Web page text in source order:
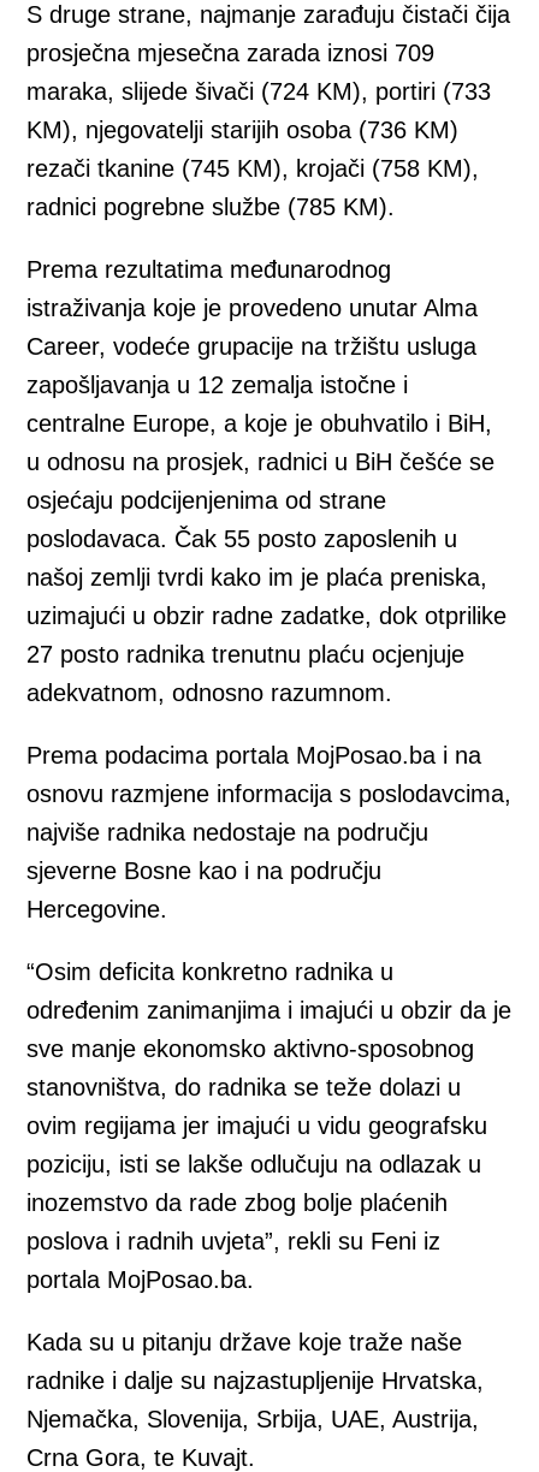
S druge strane, najmanje zarađuju čistači čija
prosječna mjesečna zarada iznosi 709
maraka, slijede šivači (724 KM), portiri (733
KM), njegovatelji starijih osoba (736 KM)
rezači tkanine (745 KM), krojači (758 KM),
radnici pogrebne službe (785 KM).
Prema rezultatima međunarodnog
istraživanja koje je provedeno unutar Alma
Career, vodeće grupacije na tržištu usluga
zapošljavanja u 12 zemalja istočne i
centralne Europe, a koje je obuhvatilo i BiH,
u odnosu na prosjek, radnici u BiH češće se
osjećaju podcijenjenima od strane
poslodavaca. Čak 55 posto zaposlenih u
našoj zemlji tvrdi kako im je plaća preniska,
uzimajući u obzir radne zadatke, dok otprilike
27 posto radnika trenutnu plaću ocjenjuje
adekvatnom, odnosno razumnom.
Prema podacima portala MojPosao.ba i na
osnovu razmjene informacija s poslodavcima,
najviše radnika nedostaje na području
sjeverne Bosne kao i na području
Hercegovine.
“Osim deficita konkretno radnika u
određenim zanimanjima i imajući u obzir da je
sve manje ekonomsko aktivno-sposobnog
stanovništva, do radnika se teže dolazi u
ovim regijama jer imajući u vidu geografsku
poziciju, isti se lakše odlučuju na odlazak u
inozemstvo da rade zbog bolje plaćenih
poslova i radnih uvjeta”, rekli su Feni iz
portala MojPosao.ba.
Kada su u pitanju države koje traže naše
radnike i dalje su najzastupljenije Hrvatska,
Njemačka, Slovenija, Srbija, UAE, Austrija,
Crna Gora, te Kuvajt.